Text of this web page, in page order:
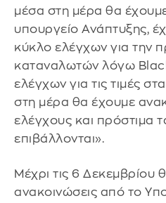
μέσα στη μέρα θα
υπουργείο Ανάπτυξης,
κύκλο ελέγχων για την
καταναλωτών λόγω
ελέγχων για τις τιμές
στη μέρα θα έχουμε
ελέγχους και πρόστιμα
επιβάλλονται».
Μέχρι τις 6 Δεκεμβρίου
ανακοινώσεις από το